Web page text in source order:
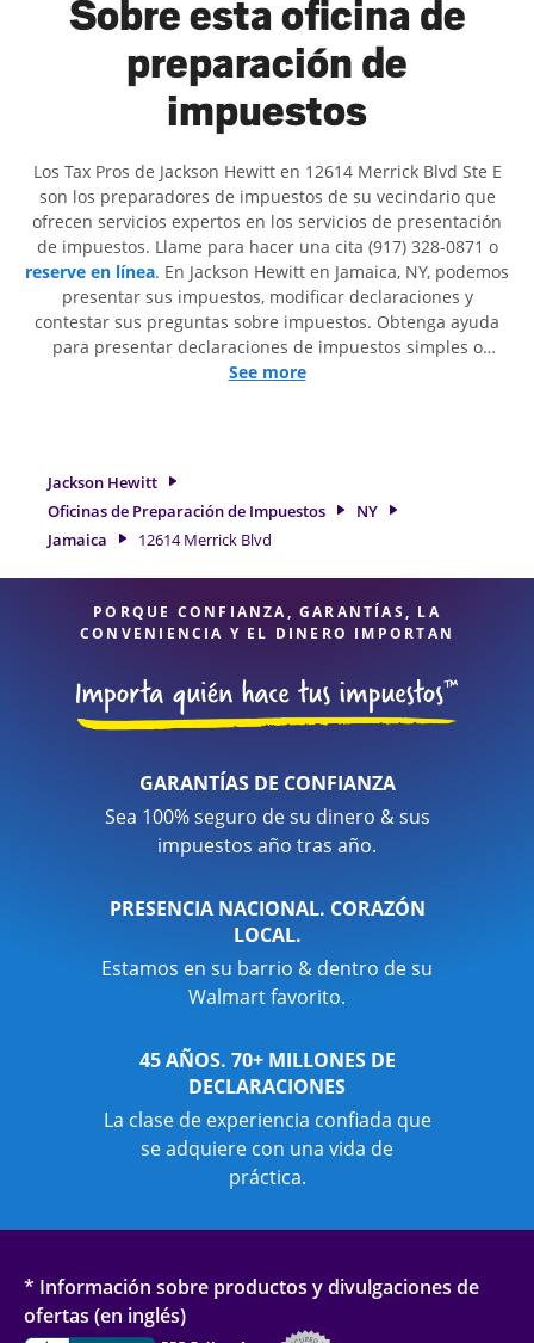
Sobre esta oficina de
preparación de
impuestos
Los Tax Pros de Jackson Hewitt en 12614 Merrick Blvd Ste E
son ​​los preparadores de impuestos de su vecindario que
ofrecen servicios expertos en los servicios de presentación
de impuestos. Llame para hacer una cita (917) 328-0871 o
reserve en línea. En Jackson Hewitt en Jamaica, NY, podemos
presentar sus impuestos, modificar declaraciones y
contestar sus preguntas sobre impuestos. Obtenga ayuda
para presentar declaraciones de impuestos simples o
situaciones más complejas, como los impuestos de trabajo
necesita servicios de preparación de impuestos en Jamaica,
NY, la ubicación de Jackson Hewitt en 12614 Merrick Blvd Ste
E es una opción excelente. Con nuestros expertos
profesionales de impuestos, atención al detalle y diversidad
See more
Jackson Hewitt
Oficinas de Preparación de Impuestos
NY
Jamaica
12614 Merrick Blvd
PORQUE CONFIANZA, GARANTÍAS, LA
CONVENIENCIA Y EL DINERO IMPORTAN
GARANTÍAS DE CONFIANZA
Sea 100% seguro de su dinero & sus
impuestos año tras año.
PRESENCIA NACIONAL. CORAZÓN
LOCAL.
Estamos en su barrio & dentro de su
Walmart favorito.
45 AÑOS. 70+ MILLONES DE
DECLARACIONES
La clase de experiencia confiada que
se adquiere con una vida de
práctica.
* Información sobre productos y divulgaciones de
ofertas (en inglés)